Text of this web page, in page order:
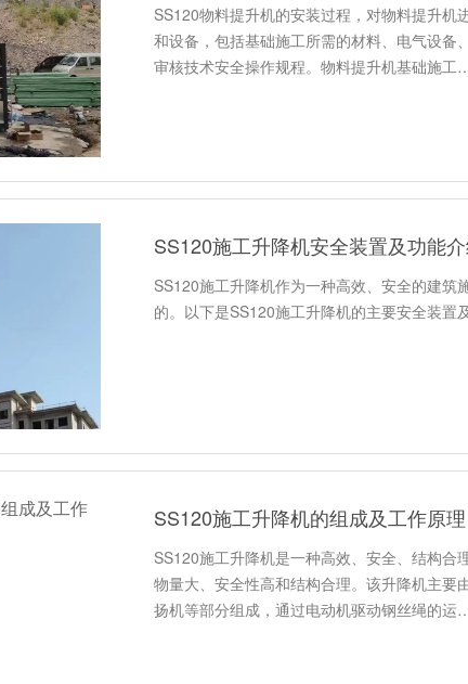
SS120物料提升机的安装过程，对物料提升
和设备，包括基础施工所需的材料、电气设备
审核技术安全操作规程。物料提升机基础施工
SS120施工升降机安全装置及功能
SS120施工升降机作为一种高效、安全的建筑
的。以下是SS120施工升降机的主要安全装置
SS120施工升降机的组成及工作原理
SS120施工升降机是一种高效、安全、结构合
物量大、安全性高和结构合理。该升降机主要
扬机等部分组成，通过电动机驱动钢丝绳的运